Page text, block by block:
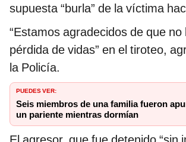
supuesta “burla” de la víctima
“Estamos agradecidos de que no
pérdida de vidas” en el tiroteo,
la Policía.
PUEDES VER:
Seis miembros de una familia fueron
un pariente mientras dormían